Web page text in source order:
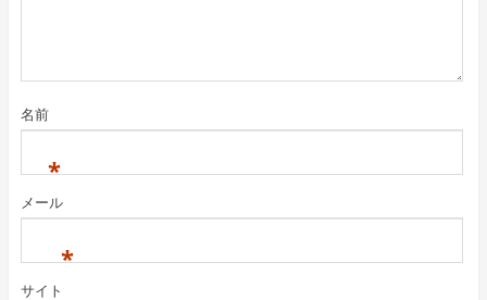
名前
*
メール
*
サイト